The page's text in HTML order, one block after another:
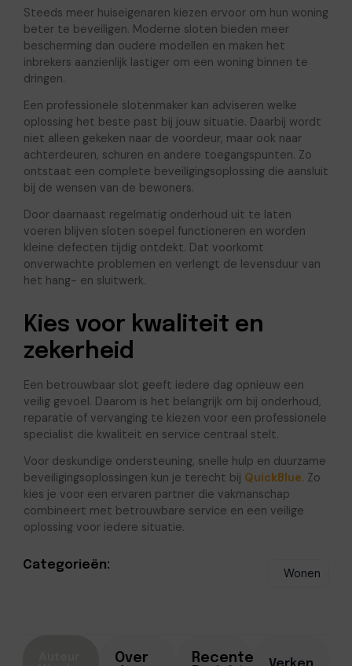
Steeds meer huiseigenaren kiezen ervoor om hun woning
beter te beveiligen. Moderne sloten bieden meer
bescherming dan oudere modellen en maken het
inbrekers aanzienlijk lastiger om een woning binnen te
dringen.
Een professionele slotenmaker kan adviseren welke
oplossing het beste past bij jouw situatie. Daarbij wordt
niet alleen gekeken naar de voordeur, maar ook naar
achterdeuren, schuren en andere toegangspunten. Zo
ontstaat een complete beveiligingsoplossing die aansluit
bij de wensen van de bewoners.
Door daarnaast regelmatig onderhoud uit te laten
voeren blijven sloten soepel functioneren en worden
kleine defecten tijdig ontdekt. Dat voorkomt
onverwachte problemen en verlengt de levensduur van
het hang- en sluitwerk.
Kies voor kwaliteit en
zekerheid
Een betrouwbaar slot geeft iedere dag opnieuw een
veilig gevoel. Daarom is het belangrijk om bij onderhoud,
reparatie of vervanging te kiezen voor een professionele
specialist die kwaliteit en service centraal stelt.
Voor deskundige ondersteuning, snelle hulp en duurzame
beveiligingsoplossingen kun je terecht bij QuickBlue. Zo
kies je voor een ervaren partner die vakmanschap
combineert met betrouwbare service en een veilige
oplossing voor iedere situatie.
Categorieën:
Wonen
Over
Recente